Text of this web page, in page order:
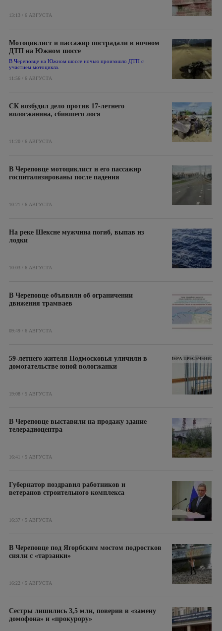
13:13 / 6 АВГУСТА
Мотоциклист и пассажир пострадали в ночном
ДТП на Южном шоссе
В Череповце на Южном шоссе ночью произошло ДТП с
участием мотоцикла.
11:56 / 6 АВГУСТА
СК возбудил дело против 17-летнего
вологжанина, сбившего лося
11:20 / 6 АВГУСТА
В Череповце мотоциклист и его пассажир
госпитализированы после падения
10:21 / 6 АВГУСТА
На реке Шексне мужчина погиб, выпав из
лодки
10:03 / 6 АВГУСТА
В Череповце объявили об ограничении
движения трамваев
09:49 / 6 АВГУСТА
59-летнего жителя Подмосковья уличили в
домогательстве юной вологжанки
19:08 / 5 АВГУСТА
В Череповце выставили на продажу здание
телерадиоцентра
16:41 / 5 АВГУСТА
Губернатор поздравил работников и
ветеранов строительного комплекса
16:37 / 5 АВГУСТА
В Череповце под Ягорбским мостом подростков
сняли с «тарзанки»
16:22 / 5 АВГУСТА
Сестры лишились 3,5 млн, поверив в «замену
домофона» и «прокурору»